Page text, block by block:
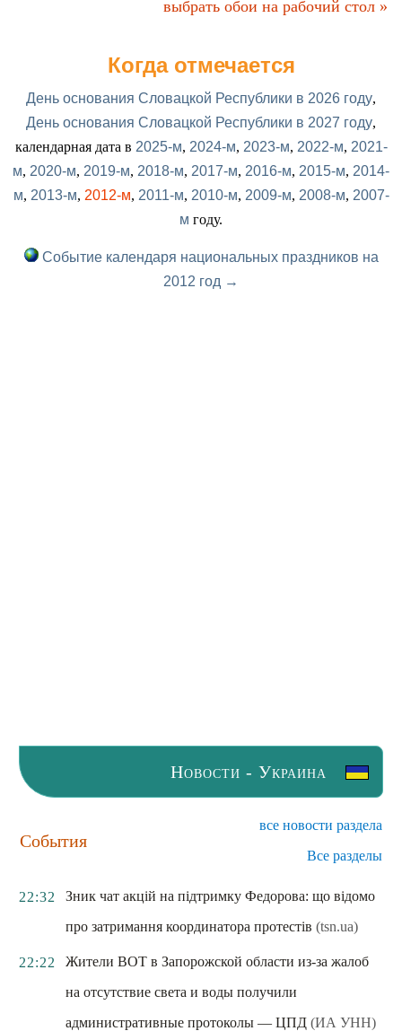
выбрать обои на рабочий стол »
Когда отмечается
День основания Словацкой Республики в 2026 году,
День основания Словацкой Республики в 2027 году,
календарная дата в 2025-м, 2024-м, 2023-м, 2022-м, 2021-
м, 2020-м, 2019-м, 2018-м, 2017-м, 2016-м, 2015-м, 2014-
м, 2013-м, 2012-м, 2011-м, 2010-м, 2009-м, 2008-м, 2007-
м году.
Событие календаря национальных праздников на
2012 год →
Новости - Украина
События
все новости раздела
Все разделы
22:32
Зник чат акцій на підтримку Федорова: що відомо
про затримання координатора протестів (tsn.ua)
22:22
Жители ВОТ в Запорожской области из-за жалоб
на отсутствие света и воды получили
административные протоколы — ЦПД (ИА УНН)